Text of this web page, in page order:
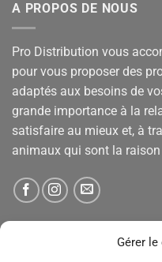
Gérer
A PROPOS DE NOUS
Pro Distribution vous
pour vous proposer des
adaptés aux besoins de
grande importance à la
satisfaire au mieux et, à
animaux qui sont la raison